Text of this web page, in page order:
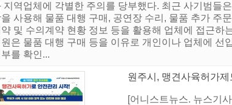
지역업체에 각별한 주의를 당부했다. 최근 사기범들
을 사용해 물품 대행 구매, 공연장 수리, 물품 추가 주
및 수의계약 현황 정보 등을 활용해 업체에 접근하
은 물품 대행 구매 등을 이유로 개인이나 업체에 선
를 확인...
원주시, 맹견사육허가
[어니스트뉴스. 뉴스기